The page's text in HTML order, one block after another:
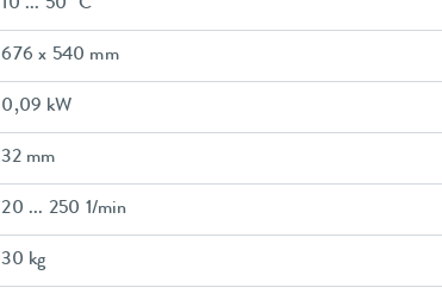
10 ... 50 °C
676 x 540 mm
0,09 kW
32 mm
20 ... 250 1/min
30 kg